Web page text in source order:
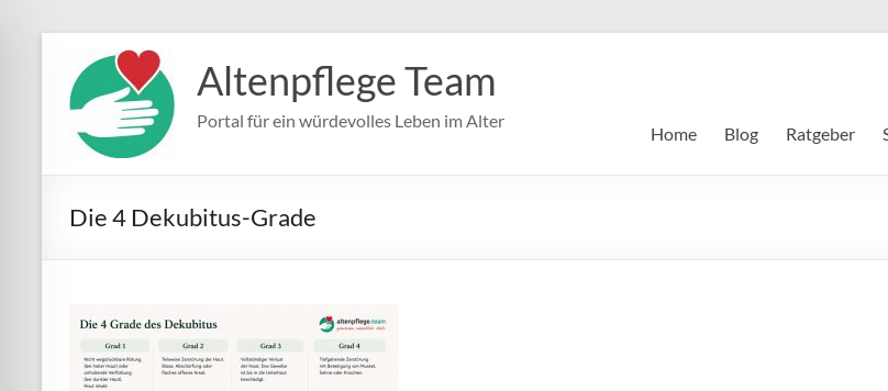
Inhalt
springen
Altenpflege Team
Portal für ein würdevolles Leben im Alter
Home Blog Ratgeber
Die 4 Dekubitus-Grade